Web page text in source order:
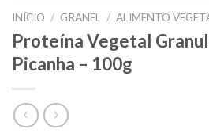
INÍCIO / GRANEL / ALIMENTO
Proteína Vegetal
Picanha – 100g